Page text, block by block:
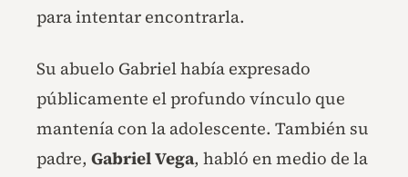
para intentar encontrarla.
Su abuelo Gabriel había expresado
públicamente el profundo vínculo que
mantenía con la adolescente. También su
padre, Gabriel Vega, habló en medio de la